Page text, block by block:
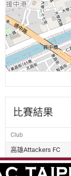
比賽結果
Club
高雄Attackers FC
台中藍鯨